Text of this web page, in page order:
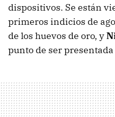
dispositivos. Se están
primeros indicios de
de los huevos de oro, y
punto de ser